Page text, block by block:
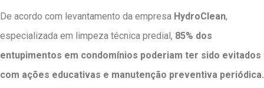
De acordo com levantamento da empresa HydroClean,
especializada em limpeza técnica predial, 85% dos
entupimentos em condomínios poderiam ter sido evitados
com ações educativas e manutenção preventiva periódica.